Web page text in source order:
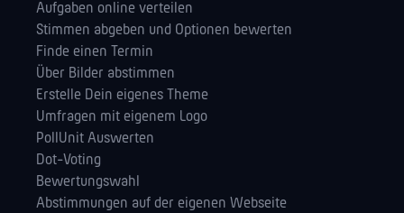
Aufgaben online verteilen
Stimmen abgeben und Optionen bewerten
Finde einen Termin
Über Bilder abstimmen
Erstelle Dein eigenes Theme
Umfragen mit eigenem Logo
PollUnit Auswerten
Dot-Voting
Bewertungswahl
Abstimmungen auf der eigenen Webseite